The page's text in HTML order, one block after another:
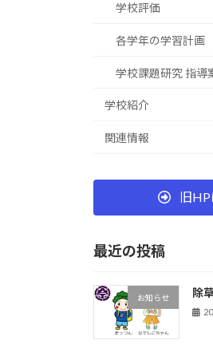
学校評価
各学年の学習計画
学校課題研究 指導
学校紹介
関連情報
旧HP
最近の投稿
お知らせ 除